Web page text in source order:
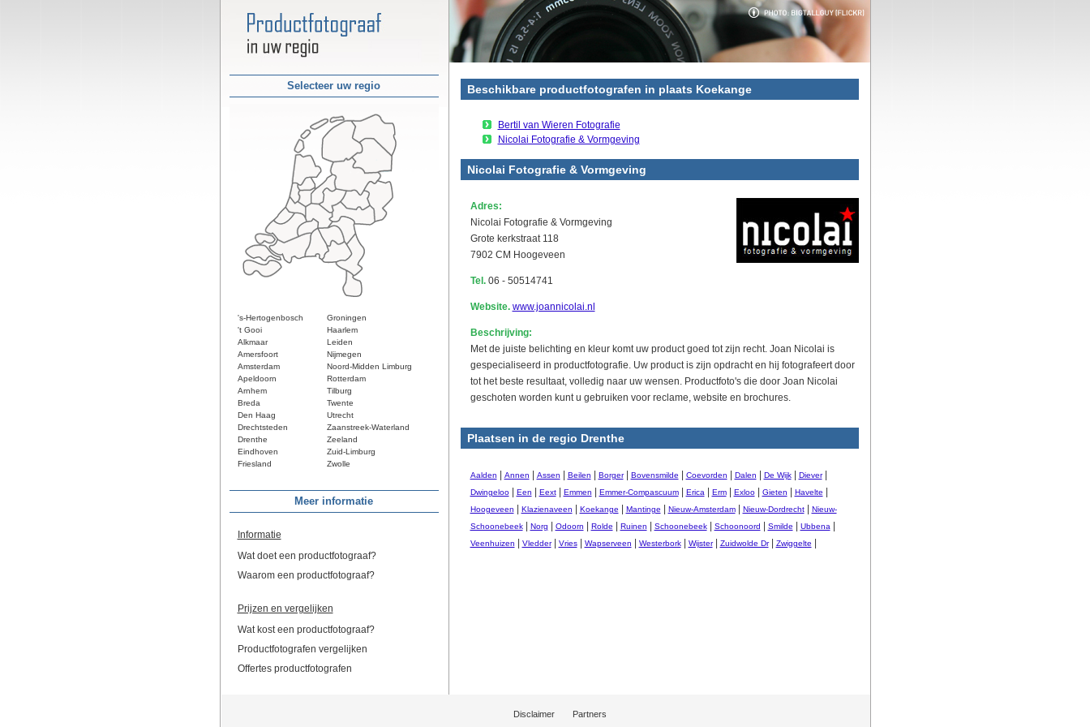
Selecteer uw regio
's-Hertogenbosch
Groningen
't Gooi
Haarlem
Alkmaar
Leiden
Amersfoort
Nijmegen
Amsterdam
Noord-Midden Limburg
Apeldoorn
Rotterdam
Arnhem
Tilburg
Breda
Twente
Den Haag
Utrecht
Drechtsteden
Zaanstreek-Waterland
Drenthe
Zeeland
Eindhoven
Zuid-Limburg
Friesland
Zwolle
Meer informatie
Informatie
Wat doet een productfotograaf?
Waarom een productfotograaf?
Prijzen en vergelijken
Wat kost een productfotograaf?
Productfotografen vergelijken
Offertes productfotografen
Beschikbare productfotografen in plaats Koekange
Bertil van Wieren Fotografie
Nicolai Fotografie & Vormgeving
Nicolai Fotografie & Vormgeving
Adres:
Nicolai Fotografie & Vormgeving
Grote kerkstraat 118
7902 CM Hoogeveen
Tel.06 - 50514741
Website. www.joannicolai.nl
Beschrijving:
Met de juiste belichting en kleur komt uw product goed tot zijn recht. Joan Nicolai is
gespecialiseerd in productfotografie. Uw product is zijn opdracht en hij fotografeert door
tot het beste resultaat, volledig naar uw wensen. Productfoto's die door Joan Nicolai
geschoten worden kunt u gebruiken voor reclame, website en brochures.
Plaatsen in de regio Drenthe
Aalden Annen Assen Beilen Borger| Bovensmilde Coevorden Dalen De Wijk| Diever|
Dwingeloo| Een Eext| Emmen Emmer-Compascuum| Erica| Erm| Exloo| Gieten Havelte
Hoogeveen Klazienaveen Koekange Mantinge Nieuw-Amsterdam| Nieuw-Dordrecht|
Nieuw-
Schoonebeek| Norg Odoorn Rolde Ruinen Schoonebeek| Schoonoord Smilde Ubbena|
Veenhuizen Vledder| Vries| Wapserveen Westerbork| Wijster| Zuidwolde Dr| Zwiggelte
Disclaimer Partners